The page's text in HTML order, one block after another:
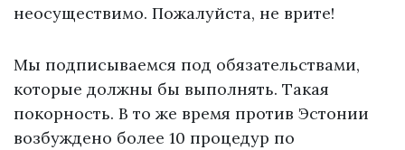
неосуществимо. Пожалуйста, не врите!
Мы подписываемся под обязательствами,
которые должны бы выполнять. Такая
покорность. В то же время против Эстонии
возбуждено более 10 процедур по